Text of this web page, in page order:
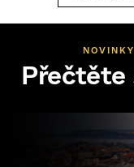
Přečtěte